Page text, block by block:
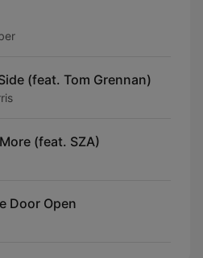
(feat. Tom Grennan)
(feat. SZA)
Door Open